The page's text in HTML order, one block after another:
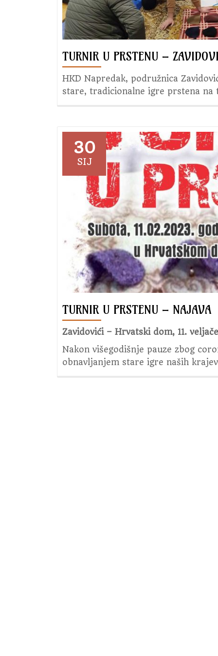
TURNIR U PRSTENU –
HKD Napredak, podružnica
stare, tradicionalne igre prstena
30
SIJ
TURNIR U PRSTENU – NAJAVA
Zavidovići – Hrvatski dom, 11.
Nakon višegodišnje pauze zbog
obnavljanjem stare igre naših